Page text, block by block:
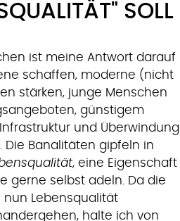
SOLL
ist meine Antwort darauf
schaffen, moderne (nicht
stärken, junge Menschen
günstigem
und Überwindung
Die Banalitäten gipfeln in
, eine Eigenschaft
gerne selbst adeln. Da die
nun Lebensqualität
halte ich von